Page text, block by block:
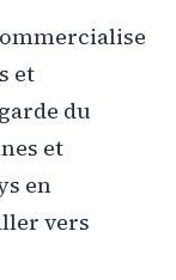
et
du
et
en
vers